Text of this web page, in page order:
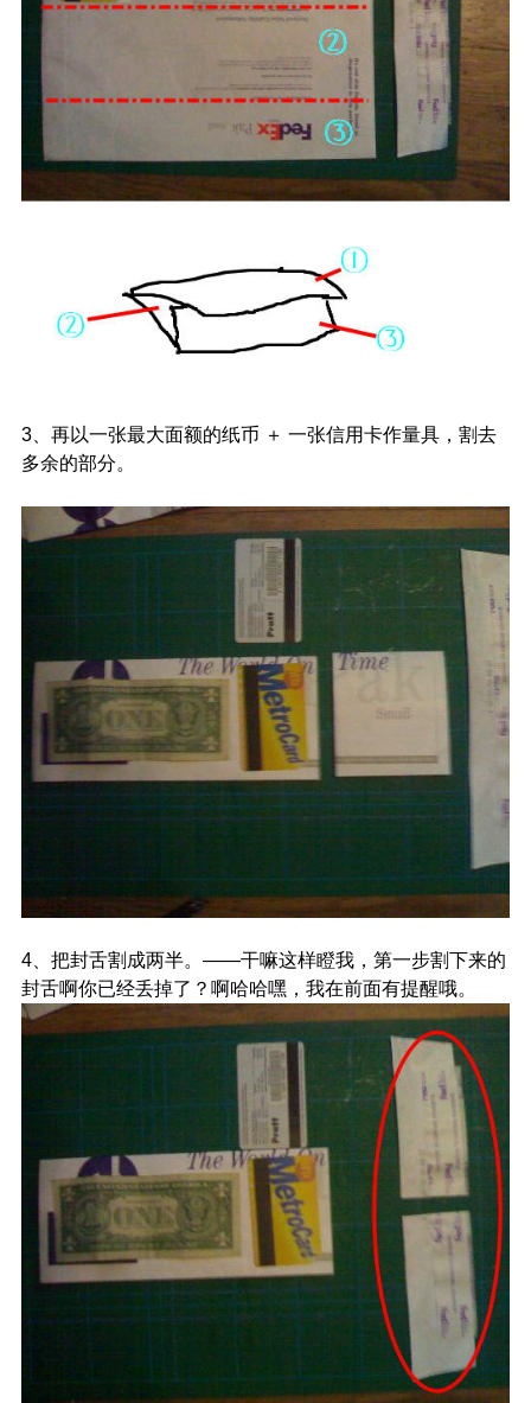
3、再以一张最大面额的纸币 ＋ 一张信用卡作量具，割去
多余的部分。
4、把封舌割成两半。——干嘛这样瞪我，第一步割下来的
封舌啊你已经丢掉了？啊哈哈嘿，我在前面有提醒哦。